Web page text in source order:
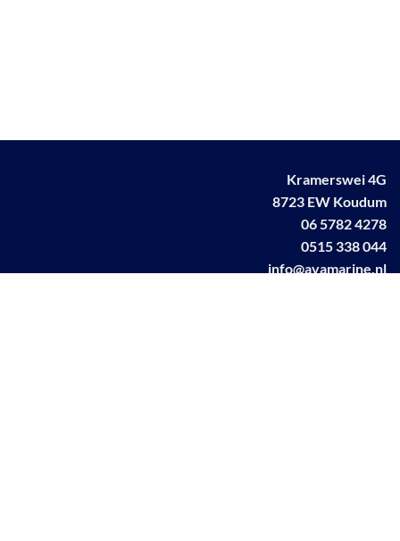
Kramerswei 4G
8723 EW Koudum
06 5782 4278
0515 338 044
info@avamarine.nl